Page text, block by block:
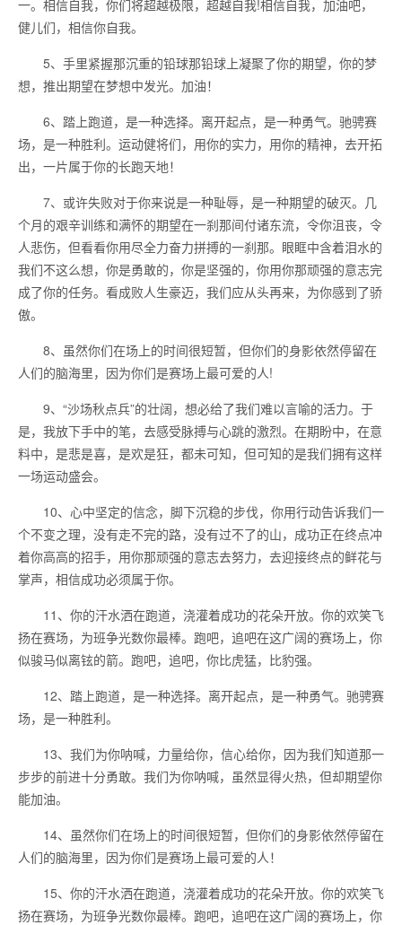
一。相信自我，你们将超越极限，超越自我!相信自我，加油吧，
健儿们，相信你自我。
5、手里紧握那沉重的铅球那铅球上凝聚了你的期望，你的梦
想，推出期望在梦想中发光。加油！
6、踏上跑道，是一种选择。离开起点，是一种勇气。驰骋赛
场，是一种胜利。运动健将们，用你的实力，用你的精神，去开拓
出，一片属于你的长跑天地！
7、或许失败对于你来说是一种耻辱，是一种期望的破灭。几
个月的艰辛训练和满怀的期望在一刹那间付诸东流，令你沮丧，令
人悲伤，但看看你用尽全力奋力拼搏的一刹那。眼眶中含着泪水的
我们不这么想，你是勇敢的，你是坚强的，你用你那顽强的意志完
成了你的任务。看成败人生豪迈，我们应从头再来，为你感到了骄
傲。
8、虽然你们在场上的时间很短暂，但你们的身影依然停留在
人们的脑海里，因为你们是赛场上最可爱的人!
9、“沙场秋点兵”的壮阔，想必给了我们难以言喻的活力。于
是，我放下手中的笔，去感受脉搏与心跳的激烈。在期盼中，在意
料中，是悲是喜，是欢是狂，都未可知，但可知的是我们拥有这样
一场运动盛会。
10、心中坚定的信念，脚下沉稳的步伐，你用行动告诉我们一
个不变之理，没有走不完的路，没有过不了的山，成功正在终点冲
着你高高的招手，用你那顽强的意志去努力，去迎接终点的鲜花与
掌声，相信成功必须属于你。
11、你的汗水洒在跑道，浇灌着成功的花朵开放。你的欢笑飞
扬在赛场，为班争光数你最棒。跑吧，追吧在这广阔的赛场上，你
似骏马似离铉的箭。跑吧，追吧，你比虎猛，比豹强。
12、踏上跑道，是一种选择。离开起点，是一种勇气。驰骋赛
场，是一种胜利。
13、我们为你呐喊，力量给你，信心给你，因为我们知道那一
步步的前进十分勇敢。我们为你呐喊，虽然显得火热，但却期望你
能加油。
14、虽然你们在场上的时间很短暂，但你们的身影依然停留在
人们的脑海里，因为你们是赛场上最可爱的人！
15、你的汗水洒在跑道，浇灌着成功的花朵开放。你的欢笑飞
扬在赛场，为班争光数你最棒。跑吧，追吧在这广阔的赛场上，你